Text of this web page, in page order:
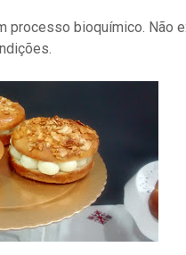
processo bioquímico. Não